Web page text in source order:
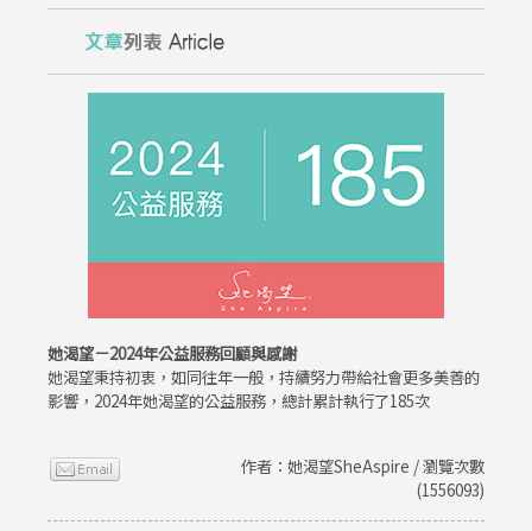
她渴望－2024年公益服務回顧與感謝
她渴望秉持初衷，如同往年一般，持續努力帶給社會更多美善的
影響，2024年她渴望的公益服務，總計累計執行了185次
作者：她渴望SheAspire / 瀏覽次數
(1556093)